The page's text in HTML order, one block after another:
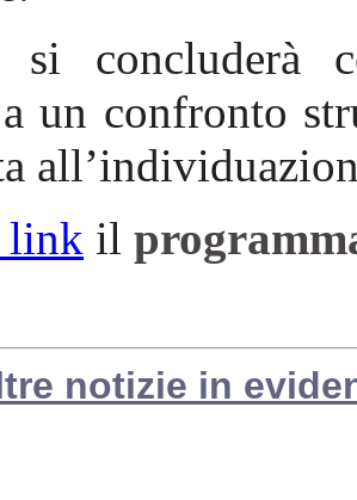
si concluderà
un confronto
link il
notizie in